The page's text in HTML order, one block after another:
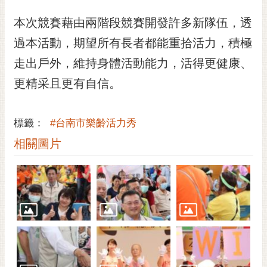
本次競賽藉由兩階段競賽開發許多新隊伍，透
過本活動，期望所有長者都能重拾活力，積極
走出戶外，維持身體活動能力，活得更健康、
更精采且更有自信。
標籤： #台南市樂齡活力秀
相關圖片